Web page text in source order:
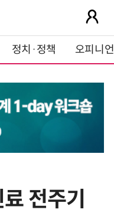
정치·정책 오피니언
전주기